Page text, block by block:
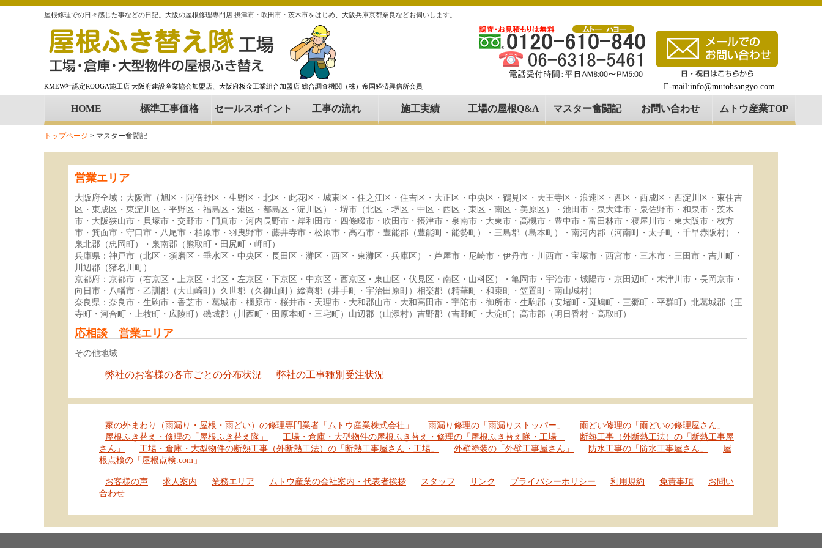
屋根修理での日々感じた事などの日記。大阪の屋根修理専門店 摂津市・吹田市・茨木市をはじめ、大阪兵庫京都奈良などお伺いします。
KMEW社認定ROOGA施工店 大阪府建設産業協会加盟店、大阪府板金工業組合加盟店 総合調査機関（株）帝国経済興信所会員 E-mail:info@mutohsangyo.com
HOME 標準工事価格 セールスポイント 工事の流れ 施工実績 工場の屋根Q&A マスター奮闘記 お問い合わせ ムトウ産業TOP
トップページ > マスター奮闘記
営業エリア
大阪府全域：大阪市（旭区・阿倍野区・生野区・北区・此花区・城東区・住之江区・住吉区・大正区・中央区・鶴見区・天王寺区・浪速区・西区・西成区・西淀川区・東住吉
区・東成区・東淀川区・平野区・福島区・港区・都島区・淀川区）・堺市（北区・堺区・中区・西区・東区・南区・美原区）・池田市・泉大津市・泉佐野市・和泉市・茨木
市・大阪狭山市・貝塚市・交野市・門真市・河内長野市・岸和田市・四條畷市・吹田市・摂津市・泉南市・大東市・高槻市・豊中市・富田林市・寝屋川市・東大阪市・枚方
市・箕面市・守口市・八尾市・柏原市・羽曳野市・藤井寺市・松原市・高石市・豊能郡（豊能町・能勢町）・三島郡（島本町）・南河内郡（河南町・太子町・千早赤阪村）・
泉北郡（忠岡町）・泉南郡（熊取町・田尻町・岬町）
兵庫県：神戸市（北区・須磨区・垂水区・中央区・長田区・灘区・西区・東灘区・兵庫区）・芦屋市・尼崎市・伊丹市・川西市・宝塚市・西宮市・三木市・三田市・吉川町・
川辺郡（猪名川町）
京都府：京都市（右京区・上京区・北区・左京区・下京区・中京区・西京区・東山区・伏見区・南区・山科区）・亀岡市・宇治市・城陽市・京田辺町・木津川市・長岡京市・
向日市・八幡市・乙訓郡（大山崎町）久世郡（久御山町）綴喜郡（井手町・宇治田原町）相楽郡（精華町・和束町・笠置町・南山城村）
奈良県：奈良市・生駒市・香芝市・葛城市・橿原市・桜井市・天理市・大和郡山市・大和高田市・宇陀市・御所市・生駒郡（安堵町・斑鳩町・三郷町・平群町）北葛城郡（王
寺町・河合町・上牧町・広陵町）磯城郡（川西町・田原本町・三宅町）山辺郡（山添村）吉野郡（吉野町・大淀町）高市郡（明日香村・高取町）
応相談 営業エリア
その他地域
弊社のお客様の各市ごとの分布状況 弊社の工事種別受注状況
家の外まわり（雨漏り・屋根・雨どい）の修理専門業者「ムトウ産業株式会社」 雨漏り修理の「雨漏りストッパー」
雨どい修理の「雨どいの修理屋さん」
屋根ふき替え・修理の「屋根ふき替え隊」
工場・倉庫・大型物件の屋根ふき替え・修理の「屋根ふき替え隊・工場」
断熱工事（外断熱工法）の「断熱工事屋
さん」
工場・倉庫・大型物件の断熱工事（外断熱工法）の「断熱工事屋さん・工場」 外壁塗装の「外壁工事屋さん」 防水工事の「防水工事屋さん」
屋
根点検の「屋根点検.com」
お客様の声 求人案内 業務エリア ムトウ産業の会社案内・代表者挨拶 スタッフ リンク プライバシーポリシー 利用規約 免責事項
お問い
合わせ